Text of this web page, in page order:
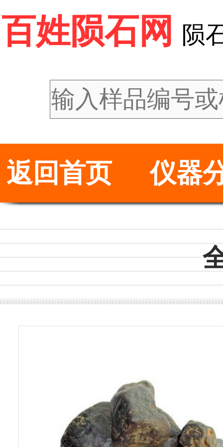
百姓陨石网 陨
返回首页 仪器